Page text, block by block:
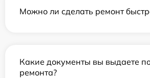
Можно ли сделать ремонт
Какие документы вы выдаете
ремонта?